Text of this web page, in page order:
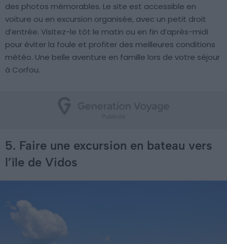
des photos mémorables. Le site est accessible en
voiture ou en excursion organisée, avec un petit droit
d’entrée. Visitez-le tôt le matin ou en fin d’après-midi
pour éviter la foule et profiter des meilleures conditions
météo. Une belle aventure en famille lors de votre séjour
à Corfou.
5. Faire une excursion en bateau vers
l’île de Vidos